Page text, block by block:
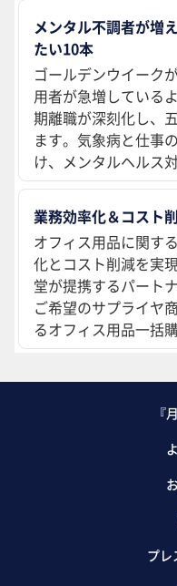
メンタル不調者が増
たい10本
ゴールデンウイーク
用者が急増している
期離職が深刻化し、
ます。気象病と仕事
け、メンタルヘルス
業務効率化＆コスト
オフィス用品に関す
化とコスト削減を実
堂が提携するパート
ご希望のサプライヤ
るオフィス用品一括
『
プレ